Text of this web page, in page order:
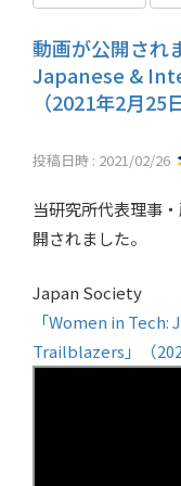
動画が公開され
Japanese &
（2021年2月25
投稿日時 : 2021/02/26
当研究所代表理事
開されました。
Japan Society
「Women in
Trailblazers」（